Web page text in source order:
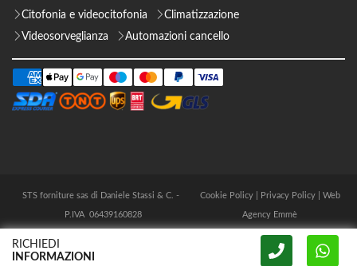
Citofonia e videocitofonia
Climatizzazione
Videosorveglianza
Automazioni cancello
STS forniture sas di Daniele Stassi & C. -
P.IVA 06439160828
Cookie Policy| Privacy Policy| Web
Agency Emmè
RICHIEDI
INFORMAZIONI